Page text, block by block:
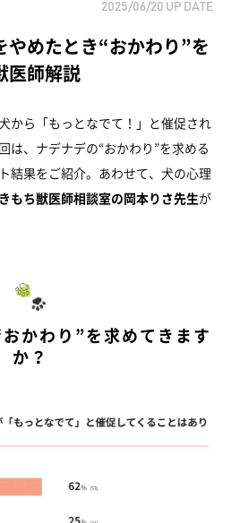
2025/06/20 UP DATE
やめたとき“おかわり”を
医師解説
から「もっとなでて！」と催促され
は、ナデナデの“おかわり”を求める
結果をご紹介。あわせて、犬の心理
もち獣医師相談室の岡本りさ先生が
かわり”を求めてきます
か？